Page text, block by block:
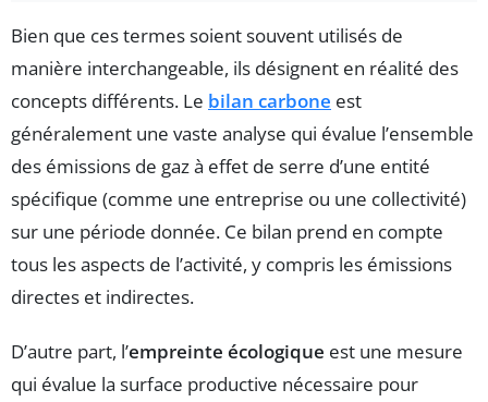
Bien que ces termes soient souvent utilisés de
manière interchangeable, ils désignent en réalité des
concepts différents. Le bilan carbone est
généralement une vaste analyse qui évalue l’ensemble
des émissions de gaz à effet de serre d’une entité
spécifique (comme une entreprise ou une collectivité)
sur une période donnée. Ce bilan prend en compte
tous les aspects de l’activité, y compris les émissions
directes et indirectes.
D’autre part, l’empreinte écologique est une mesure
qui évalue la surface productive nécessaire pour